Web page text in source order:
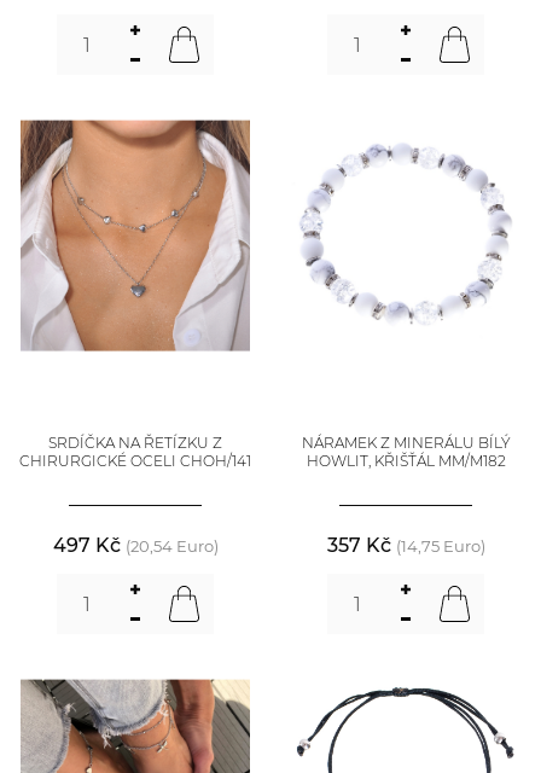
SRDÍČKA NA ŘETÍZKU Z
CHIRURGICKÉ OCELI CHOH/141
497 Kč (20,54 Euro)
NÁRAMEK Z MINERÁLU BÍLÝ
HOWLIT, KŘIŠŤÁL MM/M182
357 Kč (14,75 Euro)